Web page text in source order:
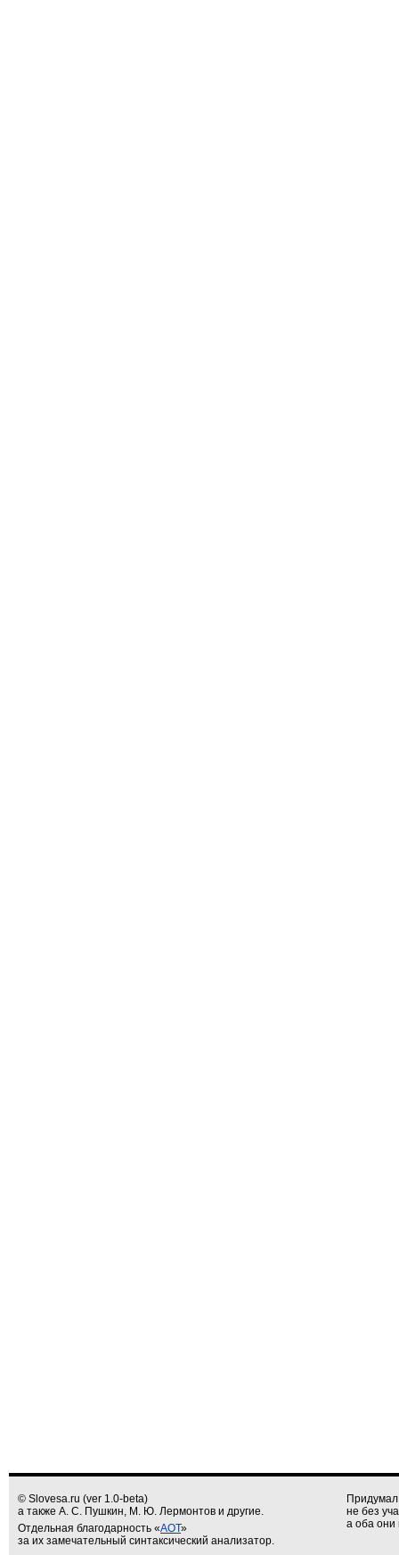
© Slovesa.ru (ver 1.0-beta)
а также А. С. Пушкин, М. Ю. Лермонтов и другие.
Отдельная благодарность «АОТ»
за их замечательный синтаксический анализатор.
не без
а оба они